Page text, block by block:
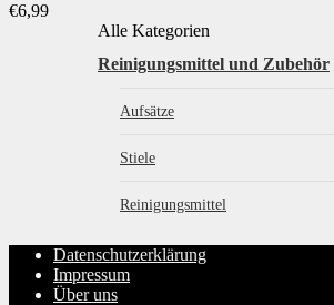
€6,99
Alle Kategorien
Reinigungsmittel und Zubehör
Aufsätze
Stiele
Reinigungsmittel
Datenschutzerklärung
Impressum
Über uns